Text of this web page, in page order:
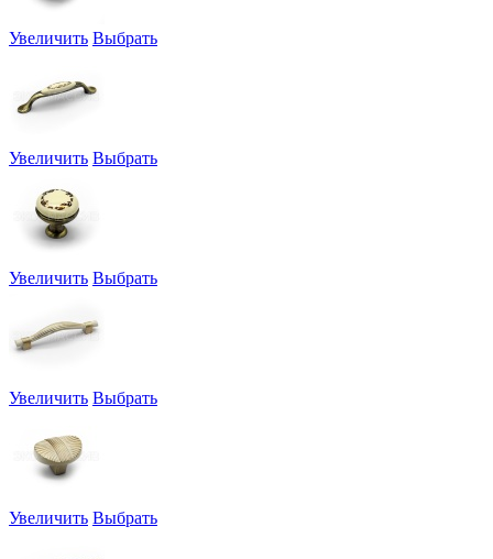
Увеличить Выбрать
Увеличить Выбрать
Увеличить Выбрать
Увеличить Выбрать
Увеличить Выбрать